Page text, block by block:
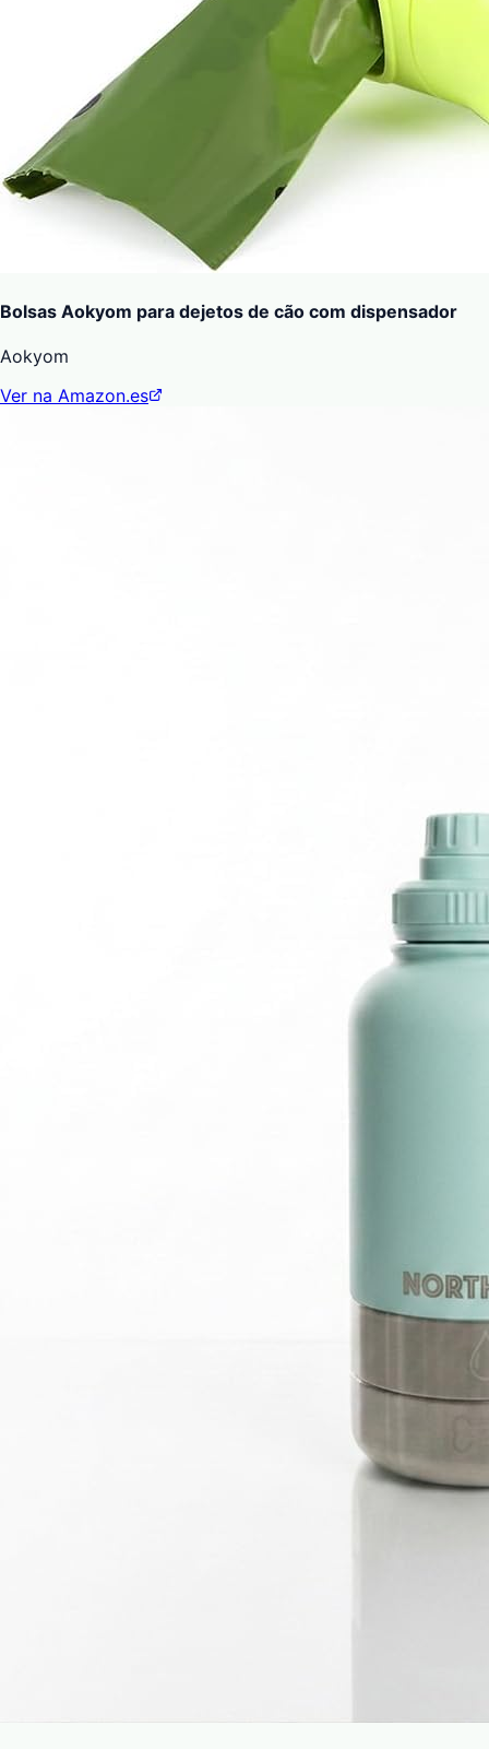
Bolsas Aokyom para dejetos de cão com dispensador
Aokyom
Ver na Amazon.es